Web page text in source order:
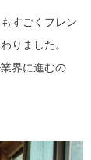
すごくフレン
りました。
界に進むの